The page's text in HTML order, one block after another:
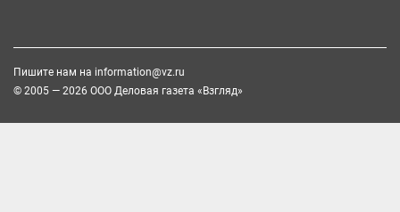
Пишите нам на information@vz.ru
© 2005 — 2026 ООО Деловая газета «Взгляд»